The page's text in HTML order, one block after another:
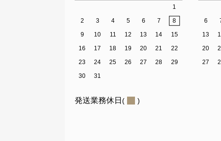
1
2
3 4 5 6 7
8
9
10 11 12 13 14
15
16
17 18 19 20 21
22
23
24 25 26 27 28
29
30
31
6
13
20
27
発送業務休日 ( )